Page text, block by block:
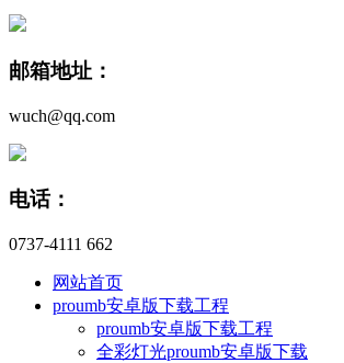
邮箱地址：
wuch@qq.com
电话：
0737-4111 662
网站首页
proumb安卓版下载工程
proumb安卓版下载工程
全彩灯光proumb安卓版下载